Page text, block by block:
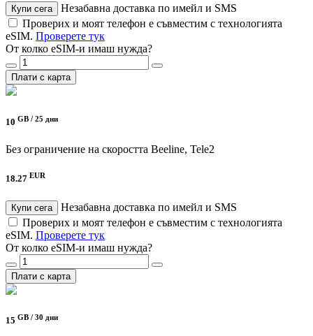
Купи сега
Незабавна доставка по имейл и SMS
Проверих и моят телефон е съвместим с технологията
eSIM. Проверете тук
От колко eSIM-и имаш нужда?
Плати с карта
10 GB / 25 дни
Без ограничение на скоростта Beeline, Tele2
18.27 EUR
Купи сега
Незабавна доставка по имейл и SMS
Проверих и моят телефон е съвместим с технологията
eSIM. Проверете тук
От колко eSIM-и имаш нужда?
Плати с карта
15 GB / 30 дни